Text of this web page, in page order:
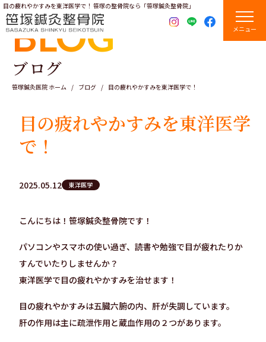
目の疲れやかすみを東洋医学で！ 笹塚の整骨院なら「笹塚鍼灸整骨院」
メニュー
BLOG
ブログ
笹塚鍼灸医院 ホーム ブログ 目の疲れやかすみを東洋医学で！
目の疲れやかすみを東洋医学
で！
2025.05.12 東洋医学
こんにちは！笹塚鍼灸整骨院です！
パソコンやスマホの使い過ぎ、読書や勉強で目が疲れたりか
すんでいたりしませんか？
東洋医学で目の疲れやかすみを治せます！
目の疲れやかすみは五臓六腑の内、肝が失調しています。
肝の作用は主に疏泄作用と蔵血作用の２つがあります。